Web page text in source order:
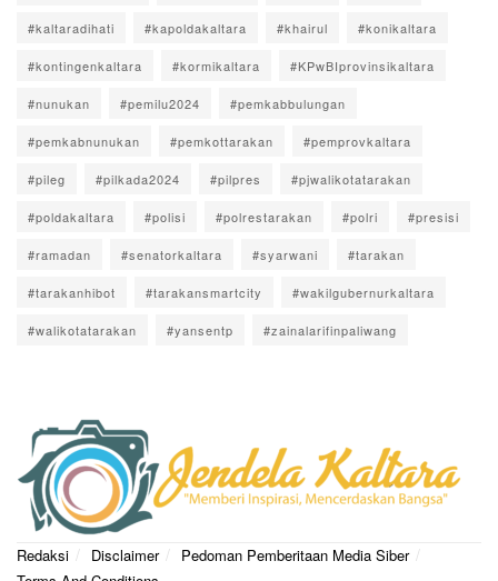
#kaltaradihati #kapoldakaltara #khairul #konikaltara
#kontingenkaltara #kormikaltara #KPwBIprovinsikaltara
#nunukan #pemilu2024 #pemkabbulungan
#pemkabnunukan #pemkottarakan #pemprovkaltara
#pileg #pilkada2024 #pilpres #pjwalikotatarakan
#poldakaltara #polisi #polrestarakan #polri #presisi
#ramadan #senatorkaltara #syarwani #tarakan
#tarakanhibot #tarakansmartcity #wakilgubernurkaltara
#walikotatarakan #yansentp #zainalarifinpaliwang
Redaksi Disclaimer
Pedoman Pemberitaan Media Siber